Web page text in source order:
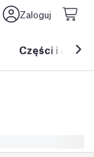
Zaloguj
Części i